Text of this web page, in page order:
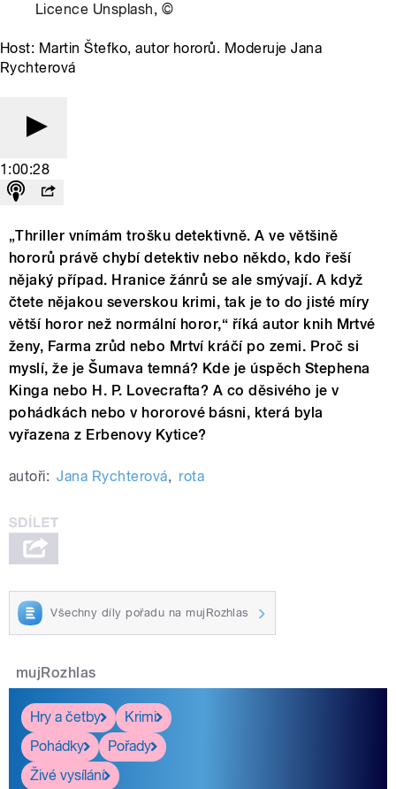
Licence Unsplash, ©
Host: Martin Štefko, autor hororů. Moderuje Jana
Rychterová
1:00:28
„Thriller vnímám trošku detektivně. A ve většině
hororů právě chybí detektiv nebo někdo, kdo řeší
nějaký případ. Hranice žánrů se ale smývají. A když
čtete nějakou severskou krimi, tak je to do jisté míry
větší horor než normální horor,“ říká autor knih Mrtvé
ženy, Farma zrůd nebo Mrtví kráčí po zemi. Proč si
myslí, že je Šumava temná? Kde je úspěch Stephena
Kinga nebo H. P. Lovecrafta? A co děsivého je v
pohádkách nebo v hororové básni, která byla
vyřazena z Erbenovy Kytice?
autoři: Jana Rychterová, rota
Všechny díly pořadu na mujRozhlas
mujRozhlas
Hry a četby
Krimi
Pohádky
Pořady
Živé vysílání